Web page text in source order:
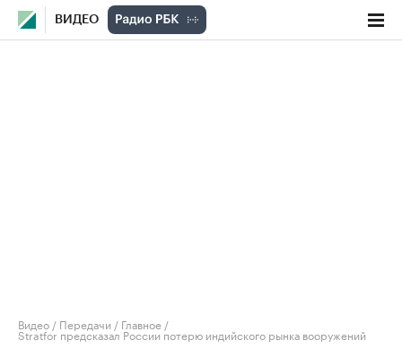
ВИДЕО
Видео / Передачи / Главное /
Stratfor предсказал России потерю индийского рынка вооружений